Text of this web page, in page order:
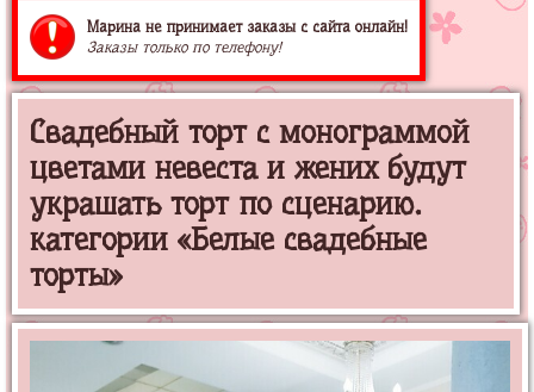
Марина не принимает заказы с сайта онлайн!
Заказы только по телефону!
Свадебный торт с монограммой
цветами невеста и жених будут
украшать торт по сценарию.
категории «Белые свадебные
торты»